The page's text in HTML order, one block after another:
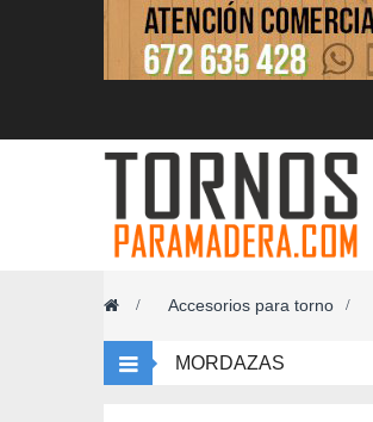
> Accesorios para torno >
MORDAZAS